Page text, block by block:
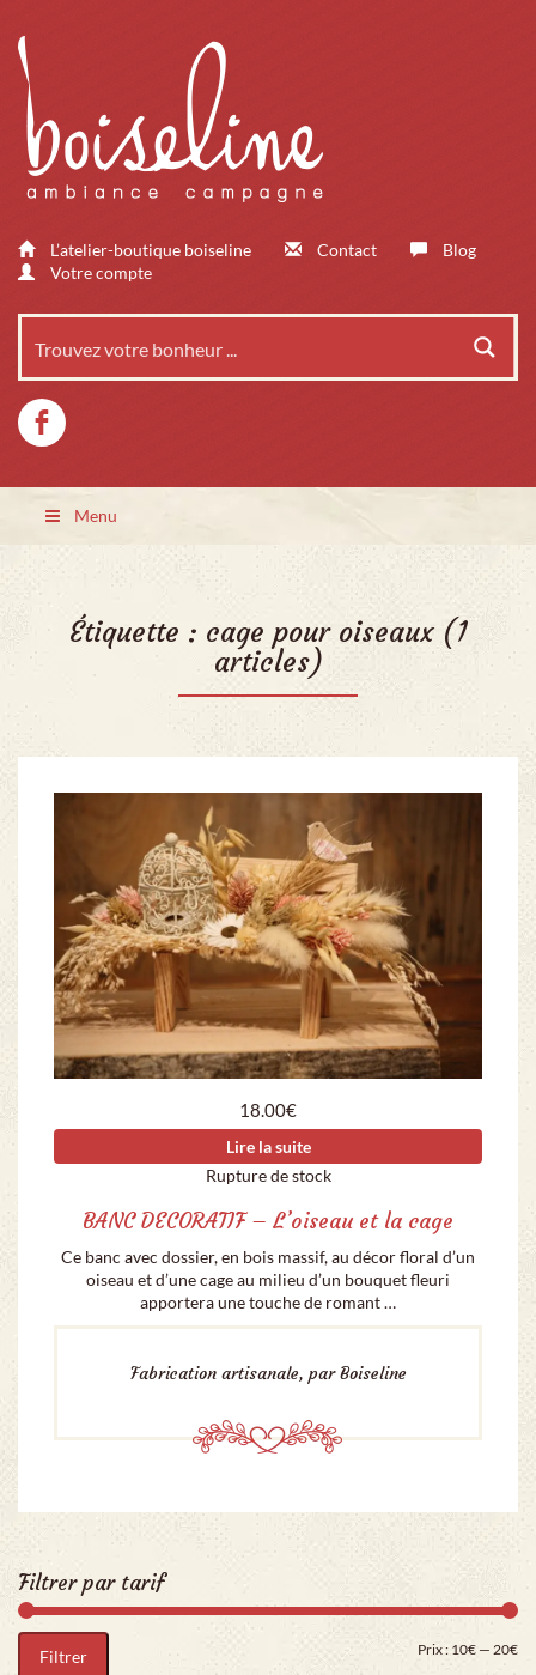
L’atelier-boutique boiseline Contact
Blog
Votre compte
Menu
Étiquette : cage pour oiseaux(1
articles)
18.00€
Lire la suite
Rupture de stock
BANC DECORATIF – L’oiseau et la cage
Ce banc avec dossier, en bois massif, au décor floral d’un
oiseau et d’une cage au milieu d’un bouquet fleuri
apportera une touche de romant …
Fabrication artisanale, par Boiseline
Filtrer par tarif
Filtrer Prix : 10€ — 20€